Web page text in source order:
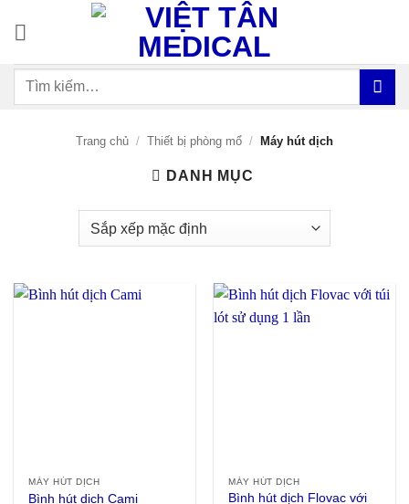
dung
Tìm
Trang chủ / Thiết bị phòng mổ / Máy hút dịch
DANH MỤC
MÁY HÚT DỊCH
Bình hút dịch Cami
MÁY HÚT DỊCH
Bình hút dịch Flovac với